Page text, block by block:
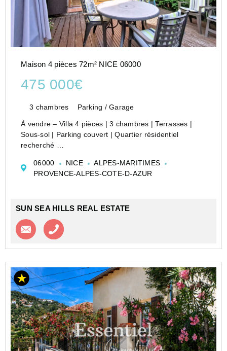
Maison 4 pièces 72m² NICE 06000
475 000€
3 chambres Parking / Garage
À vendre – Villa 4 pièces | 3 chambres | Terrasses |
Sous-sol | Parking couvert | Quartier résidentiel
recherché
cyrnos, à seulement 400 mètres du boulevard Cessole,
cette villa jumelée au charme prov...
06000 NICE
ALPES-MARITIMES
PROVENCE-ALPES-COTE-D-AZUR
SUN SEA HILLS REAL ESTATE
Contacter l'agence